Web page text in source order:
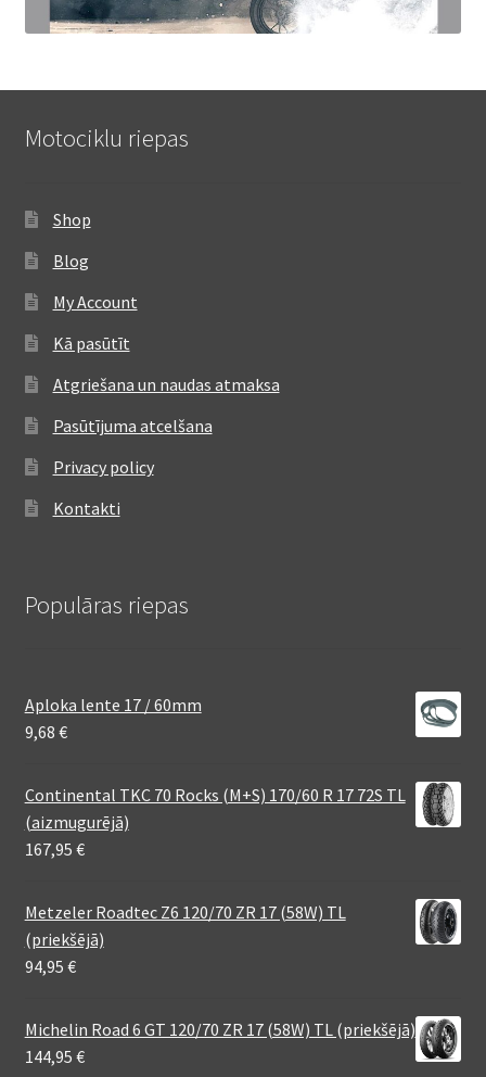
Motociklu riepas
Shop
Blog
My Account
Kā pasūtīt
Atgriešana un naudas atmaksa
Pasūtījuma atcelšana
Privacy policy
Kontakti
Populāras riepas
Aploka lente 17 / 60mm
9,68 €
Continental TKC 70 Rocks (M+S) 170/60 R 17 72S TL
(aizmugurējā)
167,95 €
Metzeler Roadtec Z6 120/70 ZR 17 (58W) TL
(priekšējā)
94,95 €
Michelin Road 6 GT 120/70 ZR 17 (58W) TL (priekšējā)
144,95 €